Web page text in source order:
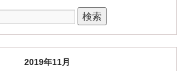
2019年11月